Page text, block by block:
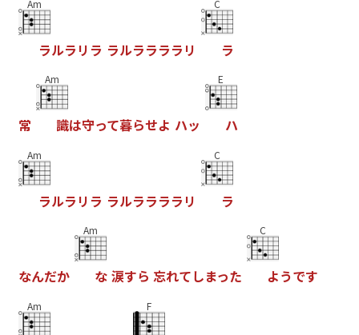
Am
ラルラ リ ラ ラルララララ リ
C
ラ
常
Am
識は守って暮らせよ ハッ
E
ハ
Am
ラルラ リ ラ ラルララララ リ
C
ラ
なんだか
Am
な 涙すら 忘れてしまった
C
ようです
Am F